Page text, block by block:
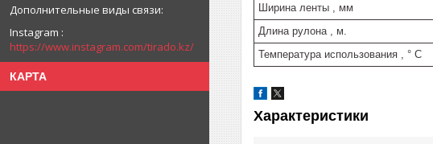
Instagram
https://www.instagram.com/tirado.kz/
КАРТА
Ширина ленты , мм
Длина рулона , м.
Температура использования , ° С
Характеристики